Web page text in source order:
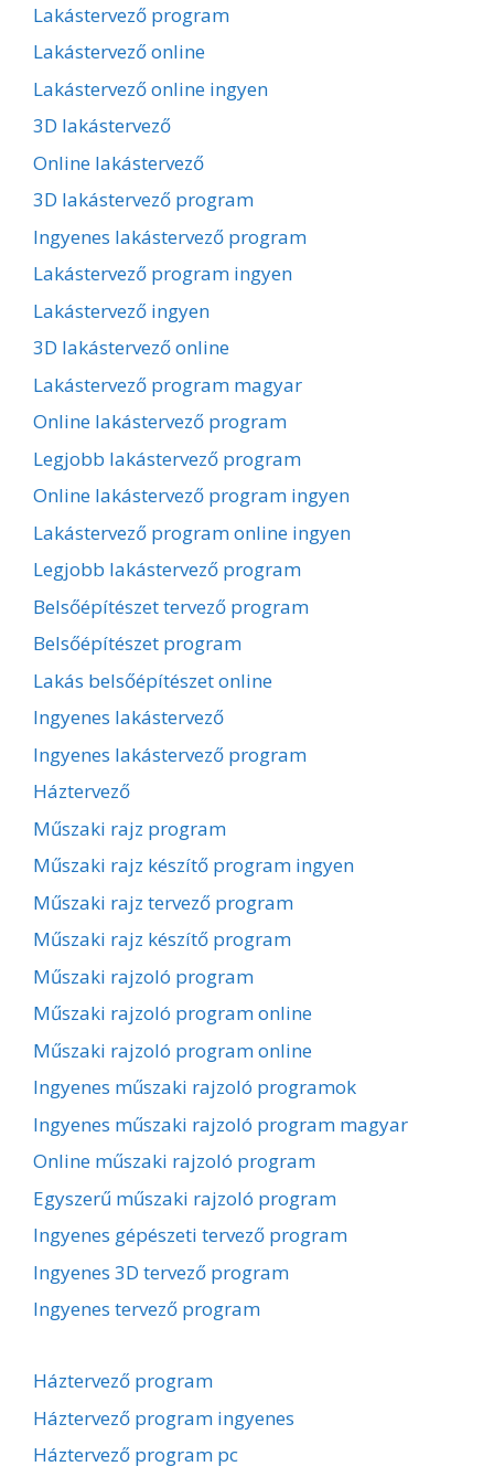
Lakástervező program
Lakástervező online
Lakástervező online ingyen
3D lakástervező
Online lakástervező
3D lakástervező program
Ingyenes lakástervező program
Lakástervező program ingyen
Lakástervező ingyen
3D lakástervező online
Lakástervező program magyar
Online lakástervező program
Legjobb lakástervező program
Online lakástervező program ingyen
Lakástervező program online ingyen
Legjobb lakástervező program
Belsőépítészet tervező program
Belsőépítészet program
Lakás belsőépítészet online
Ingyenes lakástervező
Ingyenes lakástervező program
Háztervező
Műszaki rajz program
Műszaki rajz készítő program ingyen
Műszaki rajz tervező program
Műszaki rajz készítő program
Műszaki rajzoló program
Műszaki rajzoló program online
Műszaki rajzoló program online
Ingyenes műszaki rajzoló programok
Ingyenes műszaki rajzoló program magyar
Online műszaki rajzoló program
Egyszerű műszaki rajzoló program
Ingyenes gépészeti tervező program
Ingyenes 3D tervező program
Ingyenes tervező program
Háztervező program
Háztervező program ingyenes
Háztervező program pc